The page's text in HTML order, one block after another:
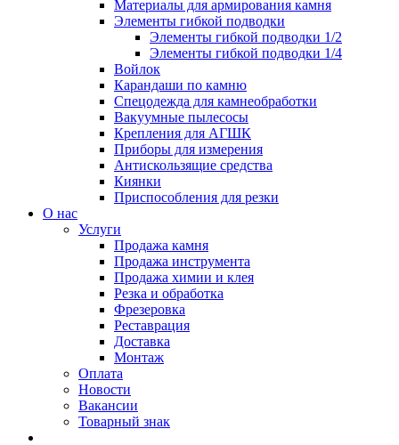
Материалы для армирования камня
Элементы гибкой подводки
Элементы гибкой подводки 1/2
Элементы гибкой подводки 1/4
Войлок
Карандаши по камню
Спецодежда для камнеобработки
Вакуумные пылесосы
Крепления для АГШК
Приборы для измерения
Антискользящие средства
Киянки
Приспособления для резки
О нас
Услуги
Продажа камня
Продажа инструмента
Продажа химии и клея
Резка и обработка
Фрезеровка
Реставрация
Доставка
Монтаж
Оплата
Новости
Вакансии
Товарный знак